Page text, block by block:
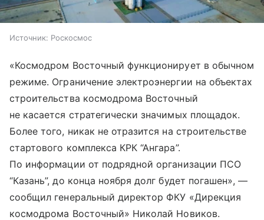
Источник: Роскосмос
«Космодром Восточный функционирует в обычном
режиме. Ограничение электроэнергии на объектах
строительства космодрома Восточный
не касается стратегически значимых площадок.
Более того, никак не отразится на строительстве
стартового комплекса КРК “Ангара”.
По информации от подрядной организации ПСО
“Казань”, до конца ноября долг будет погашен», —
сообщил генеральный директор ФКУ «Дирекция
космодрома Восточный» Николай Новиков.